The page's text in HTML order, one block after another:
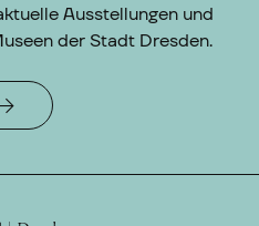
Ausstellungen und
der Stadt Dresden.